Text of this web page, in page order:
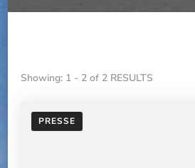
Showing: 1 - 2 of 2 RESULTS
PRESSE